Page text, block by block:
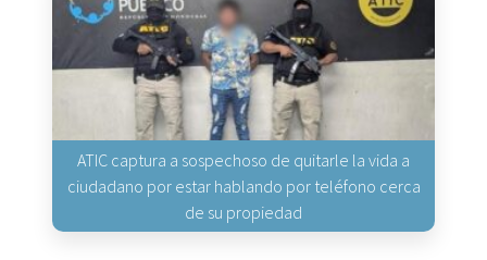
ATIC captura a sospechoso de quitarle la vida a
ciudadano por estar hablando por teléfono cerca
de su propiedad